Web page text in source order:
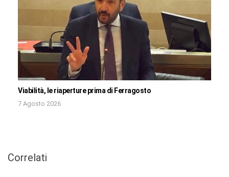
Viabilità, le riaperture prima di Ferragosto
7 Agosto 2026
Correlati